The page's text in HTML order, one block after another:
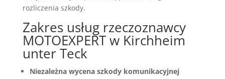
rozliczenia szkody.
Zakres usług rzeczoznawcy
MOTOEXPERT w Kirchheim
unter Teck
Niezależna wycena szkody komunikacyjnej